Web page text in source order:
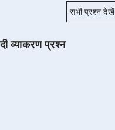
सभी प्रश्न देखें
व्याकरण प्रश्न